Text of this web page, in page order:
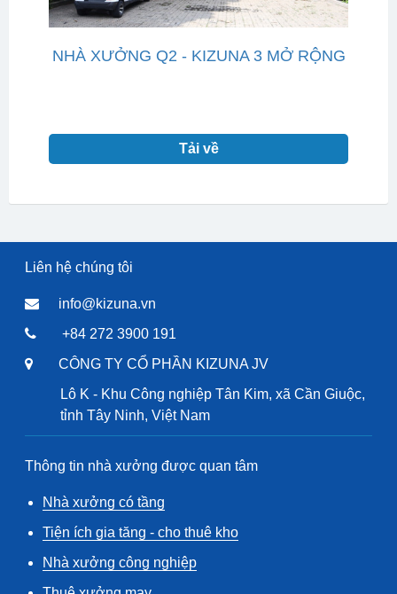
NHÀ XƯỞNG Q2 - KIZUNA 3 MỞ RỘNG
Tải về
Liên hệ chúng tôi
info@kizuna.vn
+84 272 3900 191
CÔNG TY CỔ PHẦN KIZUNA JV
Lô K - Khu Công nghiệp Tân Kim, xã Cần Giuộc,
tỉnh Tây Ninh, Việt Nam
Thông tin nhà xưởng được quan tâm
Nhà xưởng có tầng
Tiện ích gia tăng - cho thuê kho
Nhà xưởng công nghiệp